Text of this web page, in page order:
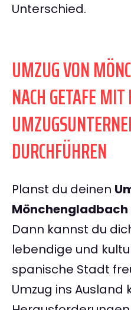
Unterschied.
UMZUG VON
NACH GETAFE
DURCHFÜHREN
Planst du deinen
Mönchengladbach
Dann kannst du
lebendige und
spanische Stadt
Umzug ins Ausland